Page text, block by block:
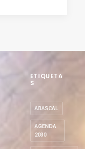
ETIQUETA
S
ABASCAL
AGENDA
2030